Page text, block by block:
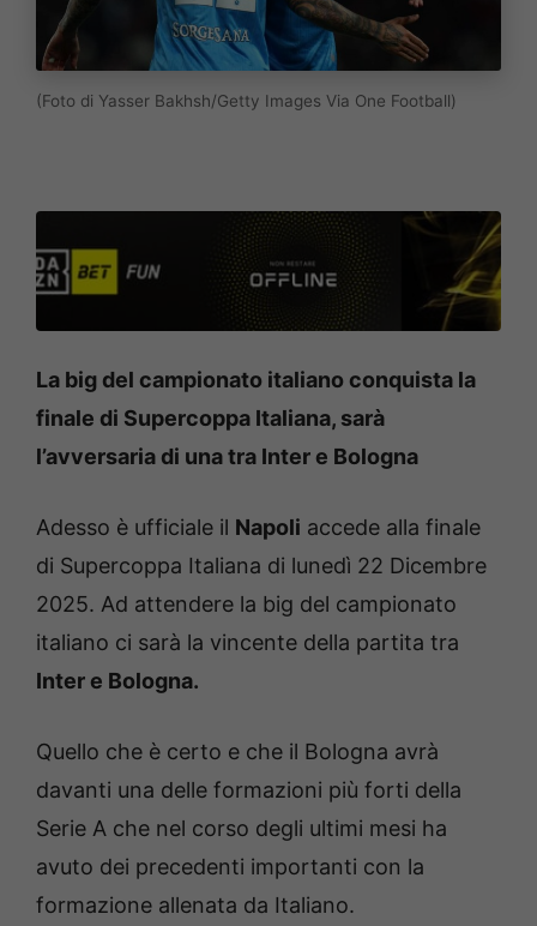
(Foto di Yasser Bakhsh/Getty Images Via One Football)
La big del campionato italiano conquista la
finale di Supercoppa Italiana, sarà
l’avversaria di una tra Inter e Bologna
Adesso è ufficiale il Napoli accede alla finale
di Supercoppa Italiana di lunedì 22 Dicembre
2025. Ad attendere la big del campionato
italiano ci sarà la vincente della partita tra
Inter e Bologna.
Quello che è certo e che il Bologna avrà
davanti una delle formazioni più forti della
Serie A che nel corso degli ultimi mesi ha
avuto dei precedenti importanti con la
formazione allenata da Italiano.